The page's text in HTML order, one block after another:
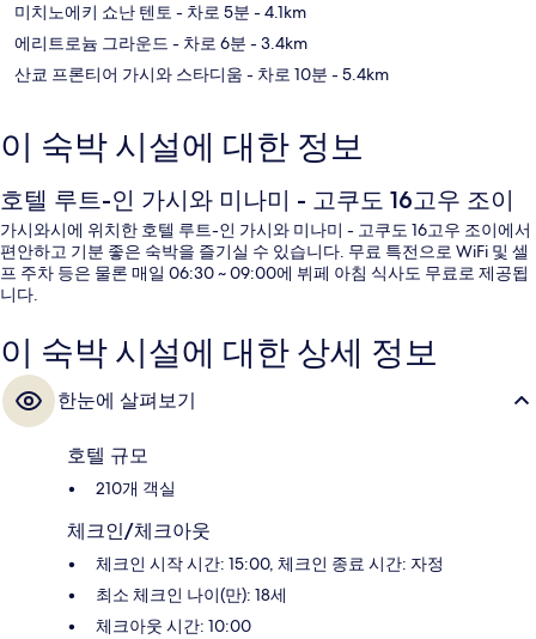
미치노에키 쇼난 텐토 - 차로 5분 - 4.1km
에리트로늄 그라운드 - 차로 6분 - 3.4km
산쿄 프론티어 가시와 스타디움 - 차로 10분 - 5.4km
이 숙박 시설에 대한 정보
호텔 루트-인 가시와 미나미 - 고쿠도 16고우 조이
가시와시에 위치한 호텔 루트-인 가시와 미나미 - 고쿠도 16고우 조이에서
편안하고 기분 좋은 숙박을 즐기실 수 있습니다. 무료 특전으로 WiFi 및 셀
프 주차 등은 물론 매일 06:30 ~ 09:00에 뷔페 아침 식사도 무료로 제공됩
니다.
이 숙박 시설에 대한 상세 정보
한눈에 살펴보기
호텔 규모
210개 객실
체크인/체크아웃
체크인 시작 시간: 15:00, 체크인 종료 시간: 자정
최소 체크인 나이(만): 18세
체크아웃 시간: 10:00